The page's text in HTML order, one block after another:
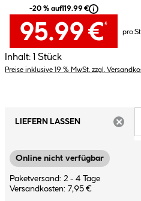
-20 % auf119.99 €
95.99 €*
pro
Inhalt: 1 Stück
Preise inklusive 19 % MwSt. zzgl.
LIEFERN LASSEN
Online nicht verfügbar
Paketversand: 2 - 4 Tage
Versandkosten: 7,95 €